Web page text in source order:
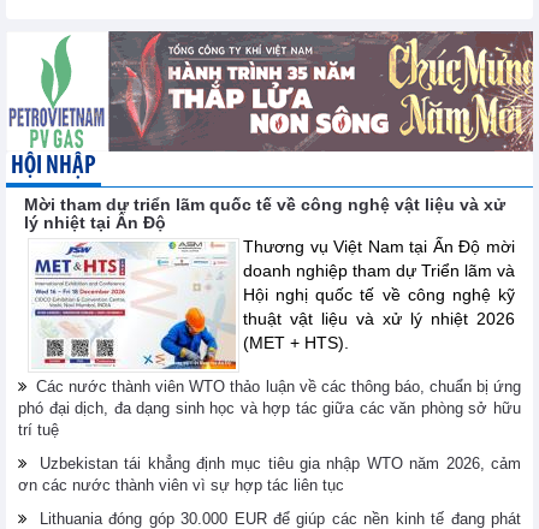
HỘI NHẬP
Mời tham dự triển lãm quốc tế về công nghệ vật liệu và xử
lý nhiệt tại Ấn Độ
Thương vụ Việt Nam tại Ấn Độ mời
doanh nghiệp tham dự Triển lãm và
Hội nghị quốc tế về công nghệ kỹ
thuật vật liệu và xử lý nhiệt 2026
(MET + HTS).
Các nước thành viên WTO thảo luận về các thông báo, chuẩn bị ứng
phó đại dịch, đa dạng sinh học và hợp tác giữa các văn phòng sở hữu
trí tuệ
Uzbekistan tái khẳng định mục tiêu gia nhập WTO năm 2026, cảm
ơn các nước thành viên vì sự hợp tác liên tục
Lithuania đóng góp 30.000 EUR để giúp các nền kinh tế đang phát